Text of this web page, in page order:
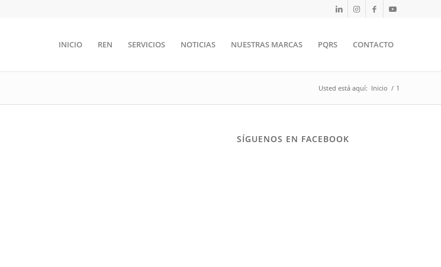
INICIO REN SERVICIOS NOTICIAS NUESTRAS MARCAS PQRS CONTACTO
Usted está aquí: Inicio / 1
SÍGUENOS EN FACEBOOK